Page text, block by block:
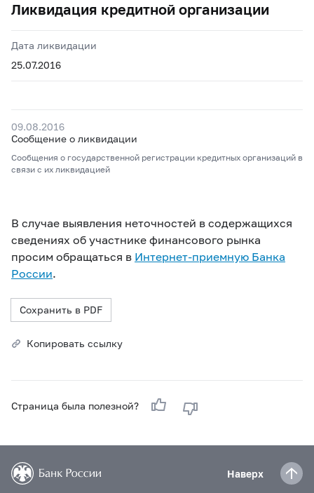
Ликвидация кредитной организации
Дата ликвидации
25.07.2016
09.08.2016
Сообщение о ликвидации
Сообщения о государственной регистрации кредитных организаций в
связи с их ликвидацией
В случае выявления неточностей в содержащихся
сведениях об участнике финансового рынка
просим обращаться в Интернет-приемную Банка
России.
Сохранить в PDF
Копировать ссылку
Страница была полезной?
Наверх